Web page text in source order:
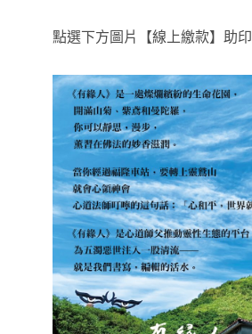
點選下方圖片【線上繳款】助印